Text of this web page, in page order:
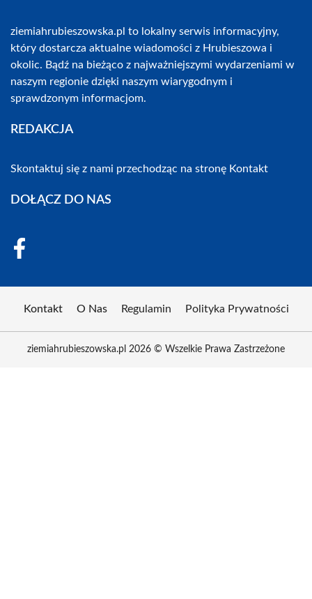
ziemiahrubieszowska.pl to lokalny serwis informacyjny,
który dostarcza aktualne wiadomości z Hrubieszowa i
okolic. Bądź na bieżąco z najważniejszymi wydarzeniami w
naszym regionie dzięki naszym wiarygodnym i
sprawdzonym informacjom.
REDAKCJA
Skontaktuj się z nami przechodząc na stronę Kontakt
DOŁĄCZ DO NAS
Kontakt O Nas Regulamin Polityka Prywatności
ziemiahrubieszowska.pl 2026 © Wszelkie Prawa Zastrzeżone